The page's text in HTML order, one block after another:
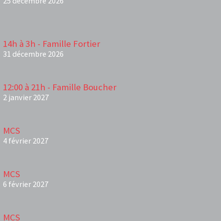
14h à 3h - Famille Fortier
31 décembre 2026
12:00 à 21h - Famille Boucher
2 janvier 2027
MCS
4 février 2027
MCS
6 février 2027
MCS